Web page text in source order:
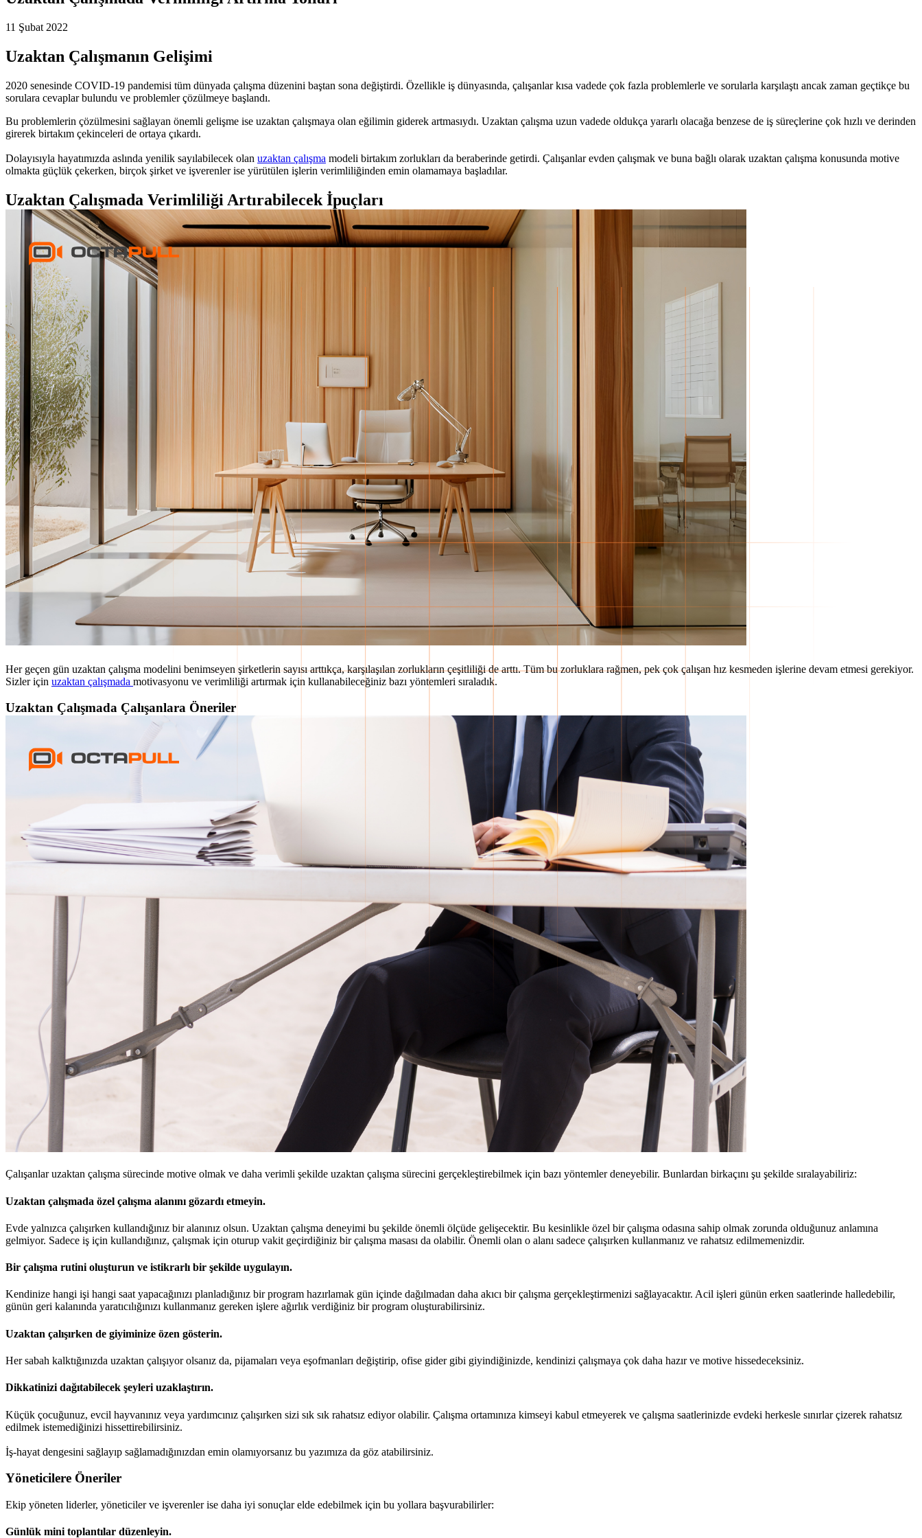
11 Şubat 2022
Uzaktan Çalışmanın Gelişimi
2020 senesinde COVID-19 pandemisi tüm dünyada çalışma düzenini baştan sona değiştirdi. Özellikle iş dünyasında, çalışanlar kısa vadede çok fazla problemlerle ve sorularla karşılaştı ancak zaman geçtikçe bu
sorulara cevaplar bulundu ve problemler çözülmeye başlandı.
Bu problemlerin çözülmesini sağlayan önemli gelişme ise uzaktan çalışmaya olan eğilimin giderek artmasıydı. Uzaktan çalışma uzun vadede oldukça yararlı olacağa benzese de iş süreçlerine çok hızlı ve derinden
girerek birtakım çekinceleri de ortaya çıkardı.
Dolayısıyla hayatımızda aslında yenilik sayılabilecek olan uzaktan çalışma modeli birtakım zorlukları da beraberinde getirdi. Çalışanlar evden çalışmak ve buna bağlı olarak uzaktan çalışma konusunda motive
olmakta güçlük çekerken, birçok şirket ve işverenler ise yürütülen işlerin verimliliğinden emin olamamaya başladılar.
Uzaktan Çalışmada Verimliliği Artırabilecek İpuçları
Her geçen gün uzaktan çalışma modelini benimseyen şirketlerin sayısı arttıkça, karşılaşılan zorlukların çeşitliliği de arttı. Tüm bu zorluklara rağmen, pek çok çalışan hız kesmeden işlerine devam etmesi gerekiyor.
Sizler için uzaktan çalışmada motivasyonu ve verimliliği artırmak için kullanabileceğiniz bazı yöntemleri sıraladık.
Uzaktan Çalışmada Çalışanlara Öneriler
Çalışanlar uzaktan çalışma sürecinde motive olmak ve daha verimli şekilde uzaktan çalışma sürecini gerçekleştirebilmek için bazı yöntemler deneyebilir. Bunlardan birkaçını şu şekilde sıralayabiliriz:
Uzaktan çalışmada özel çalışma alanını gözardı etmeyin.
Evde yalnızca çalışırken kullandığınız bir alanınız olsun. Uzaktan çalışma deneyimi bu şekilde önemli ölçüde gelişecektir. Bu kesinlikle özel bir çalışma odasına sahip olmak zorunda olduğunuz anlamına
gelmiyor. Sadece iş için kullandığınız, çalışmak için oturup vakit geçirdiğiniz bir çalışma masası da olabilir. Önemli olan o alanı sadece çalışırken kullanmanız ve rahatsız edilmemenizdir.
Bir çalışma rutini oluşturun ve istikrarlı bir şekilde uygulayın.
Kendinize hangi işi hangi saat yapacağınızı planladığınız bir program hazırlamak gün içinde dağılmadan daha akıcı bir çalışma gerçekleştirmenizi sağlayacaktır. Acil işleri günün erken saatlerinde halledebilir,
günün geri kalanında yaratıcılığınızı kullanmanız gereken işlere ağırlık verdiğiniz bir program oluşturabilirsiniz.
Uzaktan çalışırken de giyiminize özen gösterin.
Her sabah kalktığınızda uzaktan çalışıyor olsanız da, pijamaları veya eşofmanları değiştirip, ofise gider gibi giyindiğinizde, kendinizi çalışmaya çok daha hazır ve motive hissedeceksiniz.
Dikkatinizi dağıtabilecek şeyleri uzaklaştırın.
Küçük çocuğunuz, evcil hayvanınız veya yardımcınız çalışırken sizi sık sık rahatsız ediyor olabilir. Çalışma ortamınıza kimseyi kabul etmeyerek ve çalışma saatlerinizde evdeki herkesle sınırlar çizerek rahatsız
edilmek istemediğinizi hissettirebilirsiniz.
İş-hayat dengesini sağlayıp sağlamadığınızdan emin olamıyorsanız bu yazımıza da göz atabilirsiniz.
Yöneticilere Öneriler
Ekip yöneten liderler, yöneticiler ve işverenler ise daha iyi sonuçlar elde edebilmek için bu yollara başvurabilirler:
Günlük mini toplantılar düzenleyin.